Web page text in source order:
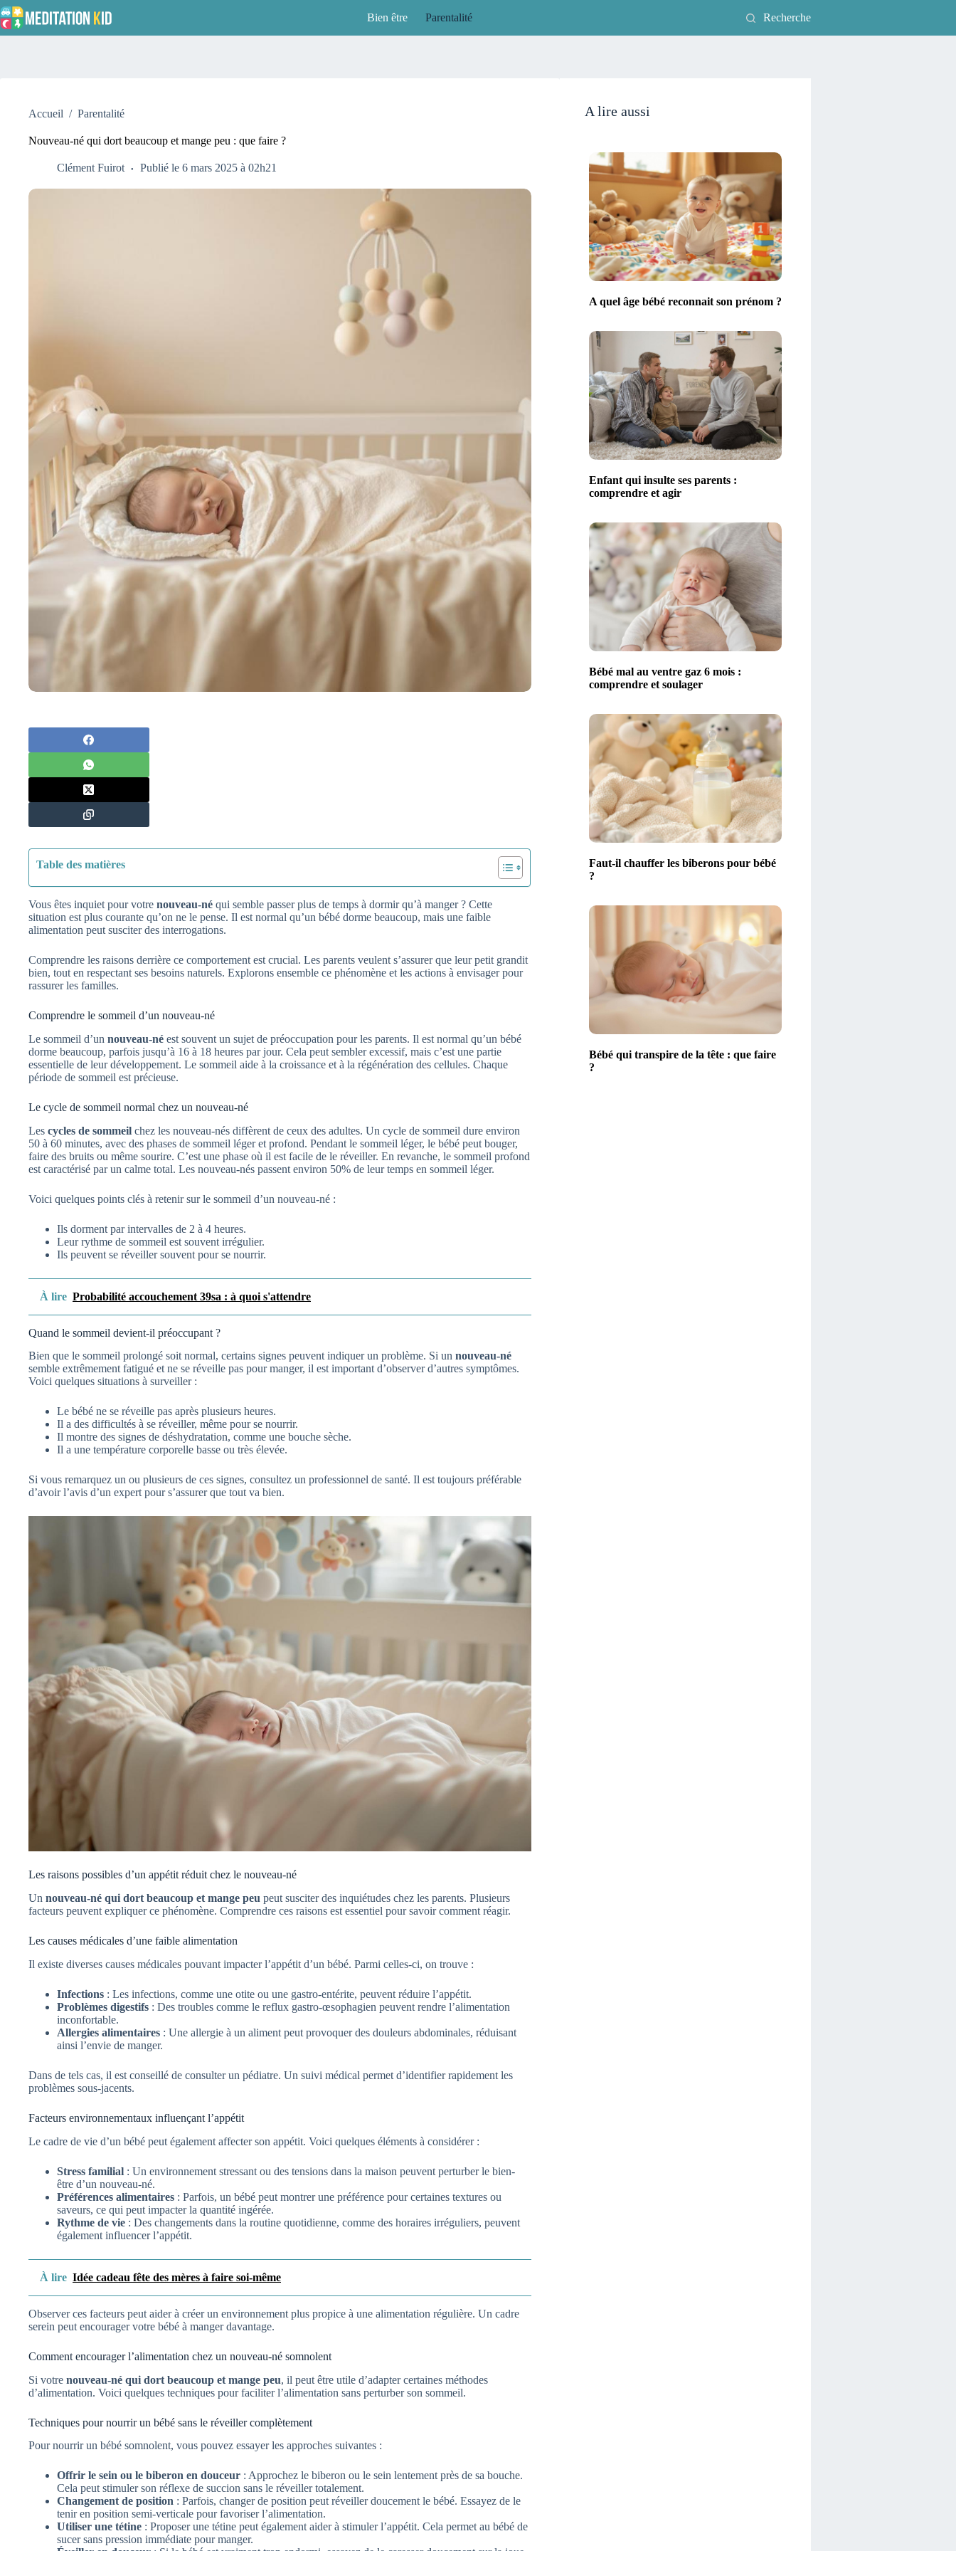
Passer
au
contenu
Bien être Parentalité Recherche
Accueil / Parentalité
Nouveau-né qui dort beaucoup et mange peu : que faire ?
Clément Fuirot Publié le 6 mars 2025 à 02h21
Table des matières
Vous êtes inquiet pour votre nouveau-né qui semble passer plus de temps à dormir qu’à manger ? Cette
situation est plus courante qu’on ne le pense. Il est normal qu’un bébé dorme beaucoup, mais une faible
alimentation peut susciter des interrogations.
Comprendre les raisons derrière ce comportement est crucial. Les parents veulent s’assurer que leur petit grandit
bien, tout en respectant ses besoins naturels. Explorons ensemble ce phénomène et les actions à envisager pour
rassurer les familles.
Comprendre le sommeil d’un nouveau-né
Le sommeil d’un nouveau-né est souvent un sujet de préoccupation pour les parents. Il est normal qu’un bébé
dorme beaucoup, parfois jusqu’à 16 à 18 heures par jour. Cela peut sembler excessif, mais c’est une partie
essentielle de leur développement. Le sommeil aide à la croissance et à la régénération des cellules. Chaque
période de sommeil est précieuse.
Le cycle de sommeil normal chez un nouveau-né
Les cycles de sommeil chez les nouveau-nés diffèrent de ceux des adultes. Un cycle de sommeil dure environ
50 à 60 minutes, avec des phases de sommeil léger et profond. Pendant le sommeil léger, le bébé peut bouger,
faire des bruits ou même sourire. C’est une phase où il est facile de le réveiller. En revanche, le sommeil profond
est caractérisé par un calme total. Les nouveau-nés passent environ 50% de leur temps en sommeil léger.
Voici quelques points clés à retenir sur le sommeil d’un nouveau-né :
Ils dorment par intervalles de 2 à 4 heures.
Leur rythme de sommeil est souvent irrégulier.
Ils peuvent se réveiller souvent pour se nourrir.
À lire Probabilité accouchement 39sa : à quoi s'attendre
Quand le sommeil devient-il préoccupant ?
Bien que le sommeil prolongé soit normal, certains signes peuvent indiquer un problème. Si un nouveau-né
semble extrêmement fatigué et ne se réveille pas pour manger, il est important d’observer d’autres symptômes.
Voici quelques situations à surveiller :
Le bébé ne se réveille pas après plusieurs heures.
Il a des difficultés à se réveiller, même pour se nourrir.
Il montre des signes de déshydratation, comme une bouche sèche.
Il a une température corporelle basse ou très élevée.
Si vous remarquez un ou plusieurs de ces signes, consultez un professionnel de santé. Il est toujours préférable
d’avoir l’avis d’un expert pour s’assurer que tout va bien.
Les raisons possibles d’un appétit réduit chez le nouveau-né
Un nouveau-né qui dort beaucoup et mange peu peut susciter des inquiétudes chez les parents. Plusieurs
facteurs peuvent expliquer ce phénomène. Comprendre ces raisons est essentiel pour savoir comment réagir.
Les causes médicales d’une faible alimentation
Il existe diverses causes médicales pouvant impacter l’appétit d’un bébé. Parmi celles-ci, on trouve :
Infections : Les infections, comme une otite ou une gastro-entérite, peuvent réduire l’appétit.
Problèmes digestifs : Des troubles comme le reflux gastro-œsophagien peuvent rendre l’alimentation
inconfortable.
Allergies alimentaires : Une allergie à un aliment peut provoquer des douleurs abdominales, réduisant
ainsi l’envie de manger.
Dans de tels cas, il est conseillé de consulter un pédiatre. Un suivi médical permet d’identifier rapidement les
problèmes sous-jacents.
Facteurs environnementaux influençant l’appétit
Le cadre de vie d’un bébé peut également affecter son appétit. Voici quelques éléments à considérer :
Stress familial : Un environnement stressant ou des tensions dans la maison peuvent perturber le bien-
être d’un nouveau-né.
Préférences alimentaires : Parfois, un bébé peut montrer une préférence pour certaines textures ou
saveurs, ce qui peut impacter la quantité ingérée.
Rythme de vie : Des changements dans la routine quotidienne, comme des horaires irréguliers, peuvent
également influencer l’appétit.
À lire Idée cadeau fête des mères à faire soi-même
Observer ces facteurs peut aider à créer un environnement plus propice à une alimentation régulière. Un cadre
serein peut encourager votre bébé à manger davantage.
Comment encourager l’alimentation chez un nouveau-né somnolent
Si votre nouveau-né qui dort beaucoup et mange peu, il peut être utile d’adapter certaines méthodes
d’alimentation. Voici quelques techniques pour faciliter l’alimentation sans perturber son sommeil.
Techniques pour nourrir un bébé sans le réveiller complètement
Pour nourrir un bébé somnolent, vous pouvez essayer les approches suivantes :
Offrir le sein ou le biberon en douceur : Approchez le biberon ou le sein lentement près de sa bouche.
Cela peut stimuler son réflexe de succion sans le réveiller totalement.
Changement de position : Parfois, changer de position peut réveiller doucement le bébé. Essayez de le
tenir en position semi-verticale pour favoriser l’alimentation.
Utiliser une tétine : Proposer une tétine peut également aider à stimuler l’appétit. Cela permet au bébé de
sucer sans pression immédiate pour manger.
A lire aussi
A quel âge bébé reconnait son prénom ?
Enfant qui insulte ses parents :
comprendre et agir
Bébé mal au ventre gaz 6 mois :
comprendre et soulager
Faut-il chauffer les biberons pour bébé
?
Bébé qui transpire de la tête : que faire
?